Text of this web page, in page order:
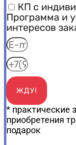
КП с
Программа и
интересов
ЖДУ!
* практические
приобретения
подарок